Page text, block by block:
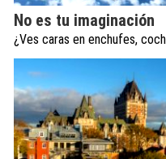
No es tu imaginación
¿Ves caras en enchufes,